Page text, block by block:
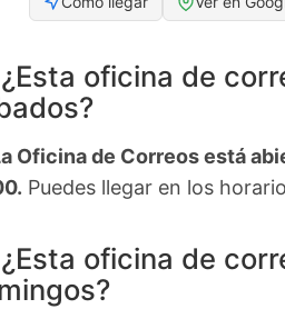
¿Esta oficina de
Oficina de Correos está
Puedes llegar en los
¿Esta oficina de